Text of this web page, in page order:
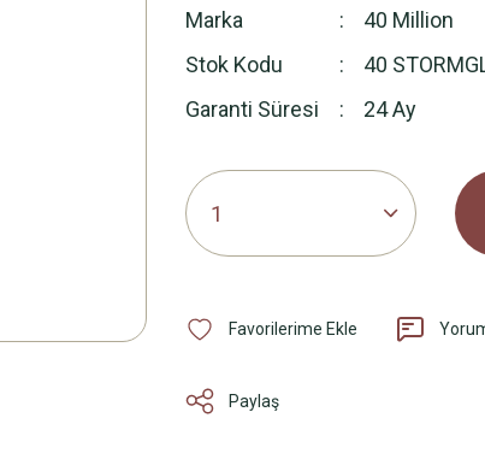
Marka
40 Million
Stok Kodu
40
Garanti Süresi
24 Ay
Paylaş